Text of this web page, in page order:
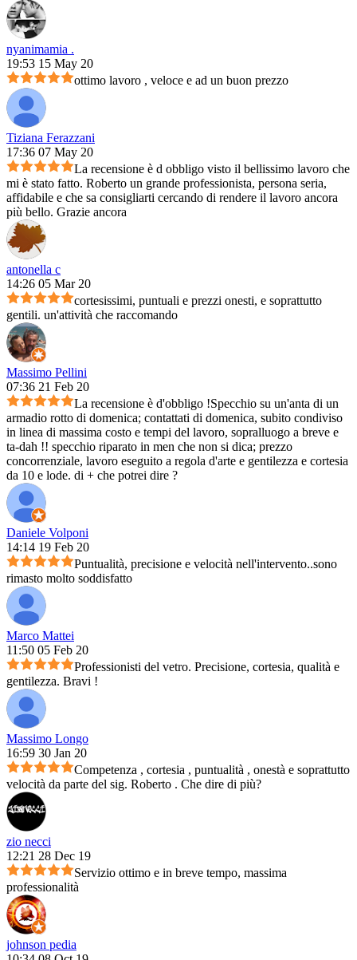
nyanimamia .
19:53 15 May 20
ottimo lavoro , veloce e ad un buon prezzo
Tiziana Ferazzani
17:36 07 May 20
La recensione è d obbligo visto il bellissimo lavoro che
mi è stato fatto. Roberto un grande professionista, persona seria,
affidabile e che sa consigliarti cercando di rendere il lavoro ancora
più bello. Grazie ancora
antonella c
14:26 05 Mar 20
cortesissimi, puntuali e prezzi onesti, e soprattutto
gentili. un'attività che raccomando
Massimo Pellini
07:36 21 Feb 20
La recensione è d'obbligo !Specchio su un'anta di un
armadio rotto di domenica; contattati di domenica, subito condiviso
in linea di massima costo e tempi del lavoro, sopralluogo a breve e
ta-dah !! specchio riparato in men che non si dica; prezzo
concorrenziale, lavoro eseguito a regola d'arte e gentilezza e cortesia
da 10 e lode. di + che potrei dire ?
Daniele Volponi
14:14 19 Feb 20
Puntualità, precisione e velocità nell'intervento..sono
rimasto molto soddisfatto
Marco Mattei
11:50 05 Feb 20
Professionisti del vetro. Precisione, cortesia, qualità e
gentilezza. Bravi !
Massimo Longo
16:59 30 Jan 20
Competenza , cortesia , puntualità , onestà e soprattutto
velocità da parte del sig. Roberto . Che dire di più?
zio necci
12:21 28 Dec 19
Servizio ottimo e in breve tempo, massima
professionalità
johnson pedia